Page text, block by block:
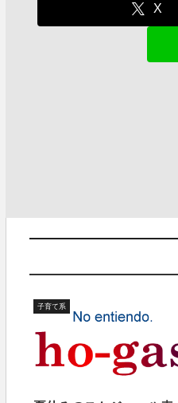
X
子育て系